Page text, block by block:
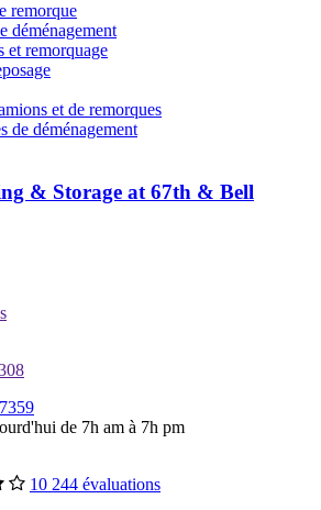
remorque
déménagement
et remorquage
et de remorques
de déménagement
& Storage at 67th & Bell
de 7h am à 7h pm
10 244 évaluations